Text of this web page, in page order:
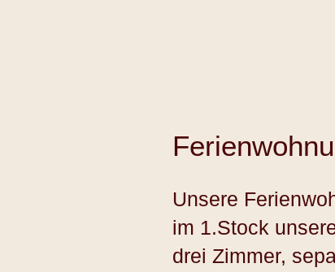
Unsere
im 1.Stock
drei Zimmer,